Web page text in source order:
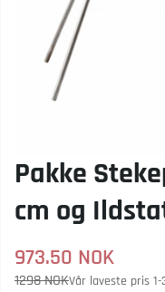
Pakke
cm og
973.50 NOK
1298 NOKVår laveste pris